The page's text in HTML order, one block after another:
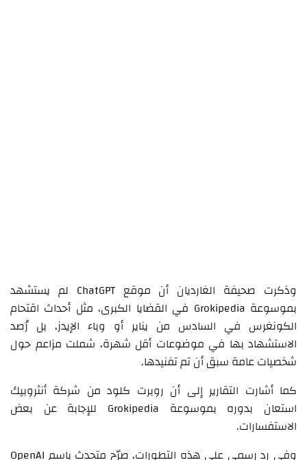
وذكرت صحيفة الغارديان أن موقع ChatGPT لم يستشهد
بموسوعة Grokipedia في القضايا الكبرى، مثل أحداث اقتحام
الكونغرس في السادس من يناير أو وباء الإيدز، بل رُصد
الاستشهاد بها في موضوعات أقل شهرة، شملت مزاعم حول
شخصيات عامة سبق أن تم تفنيدها.
كما أشارت التقارير إلى أن روبرت كلود من شركة أنثروبيك
استعان بدوره بموسوعة Grokipedia للإجابة عن بعض
الاستفسارات.
وفي رد رسمي على هذه التطورات، صرّح متحدث باسم OpenAI